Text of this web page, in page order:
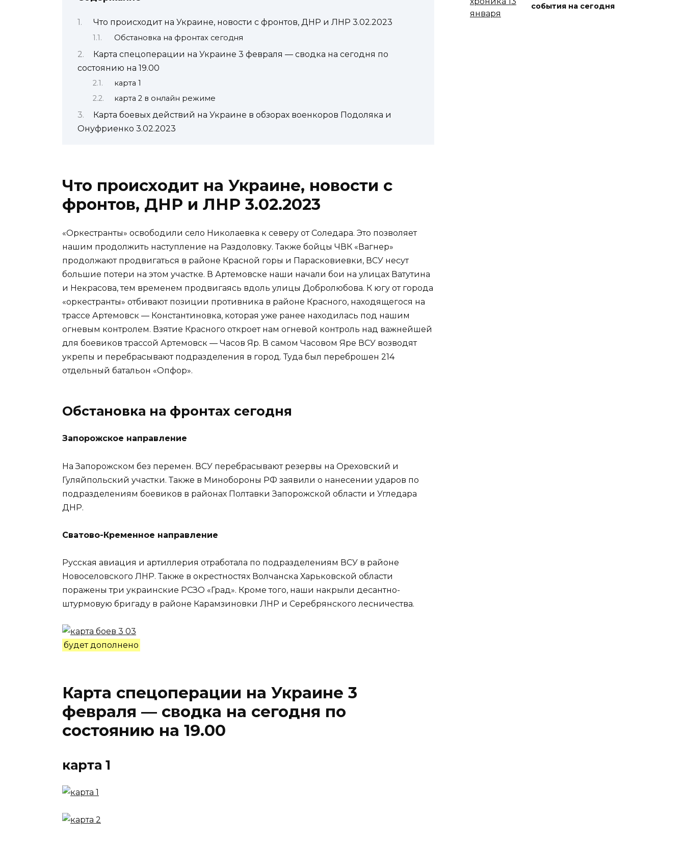
Что происходит на Украине, новости с фронтов, ДНР и ЛНР 3.02.2023
Обстановка на фронтах сегодня
Карта спецоперации на Украине 3 февраля — сводка на сегодня по
состоянию на 19.00
карта 1
карта 2 в онлайн режиме
Карта боевых действий на Украине в обзорах военкоров Подоляка и
Онуфриенко 3.02.2023
Что происходит на Украине, новости с
фронтов, ДНР и ЛНР 3.02.2023
«Оркестранты» освободили село Николаевка к северу от Соледара. Это позволяет
нашим продолжить наступление на Раздоловку. Также бойцы ЧВК «Вагнер»
продолжают продвигаться в районе Красной горы и Парасковиевки, ВСУ несут
большие потери на этом участке. В Артемовске наши начали бои на улицах Ватутина
и Некрасова, тем временем продвигаясь вдоль улицы Добролюбова. К югу от города
«оркестранты» отбивают позиции противника в районе Красного, находящегося на
трассе Артемовск — Константиновка, которая уже ранее находилась под нашим
огневым контролем. Взятие Красного откроет нам огневой контроль над важнейшей
для боевиков трассой Артемовск — Часов Яр. В самом Часовом Яре ВСУ возводят
укрепы и перебрасывают подразделения в город. Туда был переброшен 214
отдельный батальон «Опфор».
Обстановка на фронтах сегодня
Запорожское направление
На Запорожском без перемен. ВСУ перебрасывают резервы на Ореховский и
Гуляйпольский участки. Также в Минобороны РФ заявили о нанесении ударов по
подразделениям боевиков в районах Полтавки Запорожской области и Угледара
ДНР.
Сватово-Кременное направление
Русская авиация и артиллерия отработала по подразделениям ВСУ в районе
Новоселовского ЛНР. Также в окрестностях Волчанска Харьковской области
поражены три украинские РСЗО «Град». Кроме того, наши накрыли десантно-
штурмовую бригаду в районе Карамзиновки ЛНР и Серебрянского лесничества.
будет дополнено
Карта спецоперации на Украине 3
февраля — сводка на сегодня по
состоянию на 19.00
карта 1
события на сегодня